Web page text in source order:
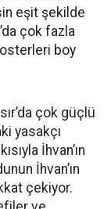
eşit şekilde
çok fazla
boy
çok güçlü
yasakçı
İhvan’ın
İhvan’ın
çekiyor.